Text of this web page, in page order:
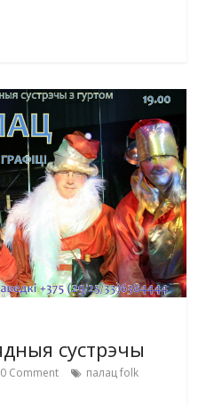
сустрэчы
0 Comment
палац folk